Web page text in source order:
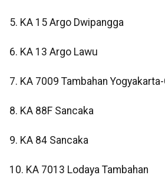
5. KA 15 Argo Dwipangga
6. KA 13 Argo Lawu
7. KA 7009 Tambahan
8. KA 88F Sancaka
9. KA 84 Sancaka
10. KA 7013 Lodaya Tambahan